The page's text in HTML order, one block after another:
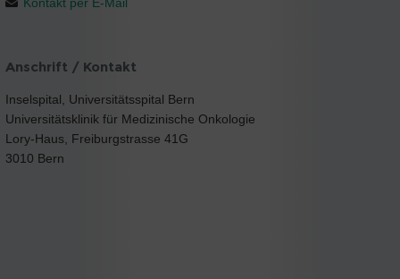
Anschrift / Kontakt
Inselspital, Universitätsspital Bern
Universitätsklinik für Medizinische Onkologie
Lory-Haus, Freiburgstrasse 41G
3010 Bern